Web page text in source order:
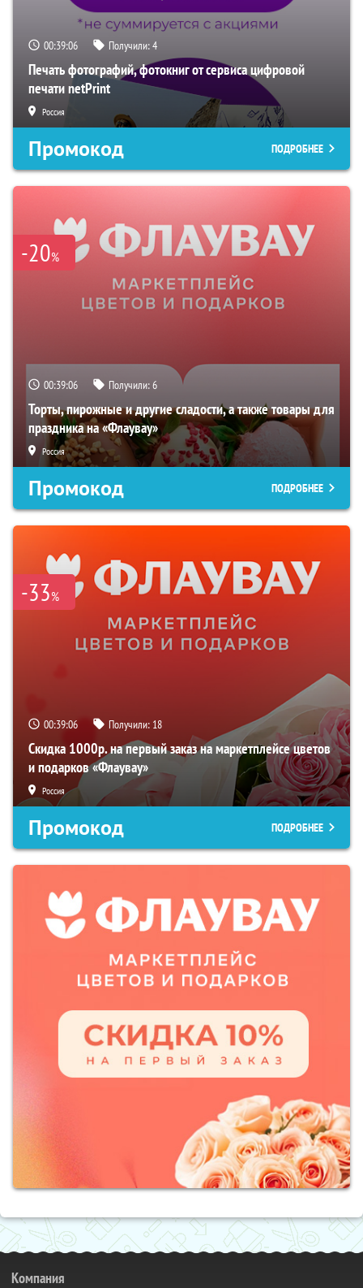
00:39:05 Получили:4
Печать фотографий, фотокниг от сервиса цифровой
печати netPrint
Россия
Промокод ПОДРОБНЕЕ
-20%
00:39:05 Получили:6
Торты, пирожные и другие сладости, а также товары для
праздника на «Флаувау»
Россия
Промокод ПОДРОБНЕЕ
-33%
00:39:05 Получили: 18
Скидка 1000р. на первый заказ на маркетплейсе цветов
и подарков «Флаувау»
Россия
Промокод ПОДРОБНЕЕ
Компания